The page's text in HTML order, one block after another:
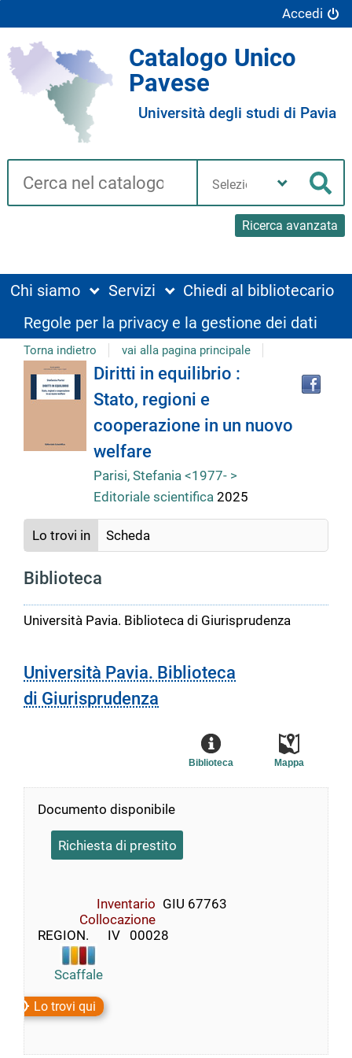
Accedi
Catalogo Unico
Pavese
Università degli studi di Pavia
Cerca su "Catalogo"
Ricerca avanzata
biblioteca
Chi siamo Servizi
Chiedi al bibliotecario
Regole per la privacy e la gestione dei dati
Torna indietro vai alla pagina principale
Dettaglio
documento
Diritti in equilibrio :
Stato, regioni e
cooperazione in un nuovo
welfare
Parisi, Stefania <1977- >
Editoriale scientifica 2025
Lo trovi in Scheda
Biblioteca
Università Pavia. Biblioteca di Giurisprudenza
Università Pavia. Biblioteca
di Giurisprudenza
Mappa
Biblioteca
Documento disponibile
Richiesta di prestito
Inventario GIU 67763
Collocazione
REGION.      IV   00028
Scaffale
Lo trovi qui